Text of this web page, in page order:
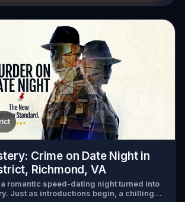
Crime on Date Night in
Richmond, VA
romantic speed-dating night turned into
Just as introductions begin, a chilling